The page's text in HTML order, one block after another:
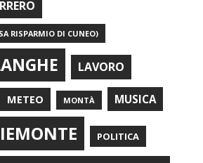
RISPARMIO DI CUNEO)
LAVORO
METEO MONTÀ MUSICA
POLITICA